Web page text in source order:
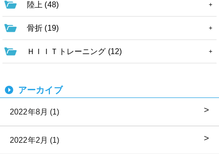
陸上 (48)
骨折 (19)
ＨＩＩＴトレーニング (12)
アーカイブ
2022年8月 (1)
2022年2月 (1)